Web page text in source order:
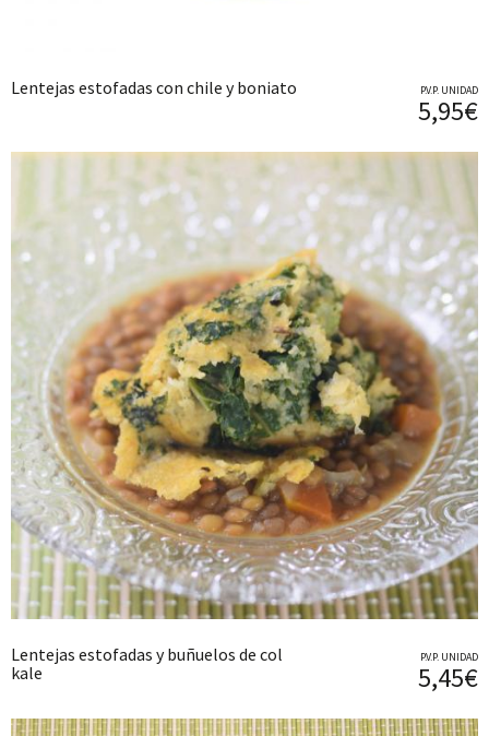
Lentejas estofadas con chile y boniato P.V.P. UNIDAD
5,95€
Lentejas estofadas y buñuelos de col
kale
P.V.P. UNIDAD
5,45€